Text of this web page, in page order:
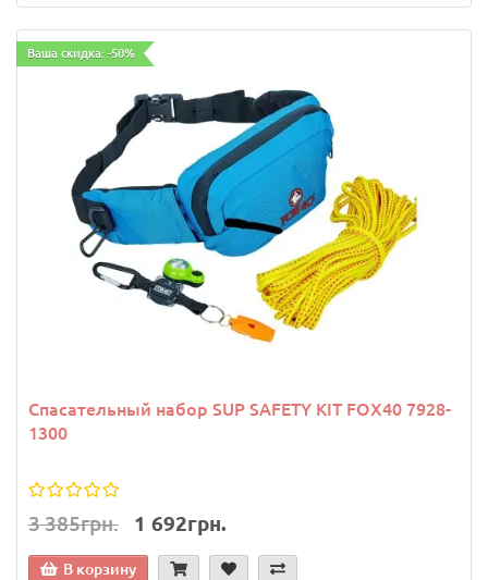
Ваша скидка: -50%
Спасательный набор SUP SAFETY KIT FOX40 7928-
1300
3 385грн. 1 692грн.
В корзину